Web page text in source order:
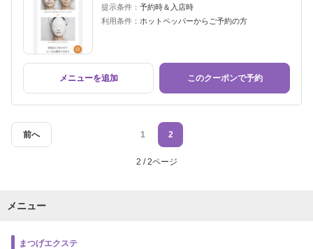
提示条件： 予約時＆入店時
利用条件： ホットペッパーからご予約の方
メニューを追加 このクーポンで予約
前へ 1 2
2 / 2ページ
メニュー
まつげエクステ